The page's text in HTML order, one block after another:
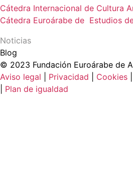
Cátedra Internacional de Cultura
Cátedra Euroárabe de Estudios
Noticias
Blog
© 2023 Fundación Euroárabe de
Aviso legal
Privacidad Cookies
Plan de igualdad